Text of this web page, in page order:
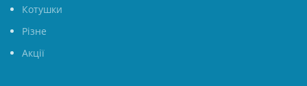
Котушки
Різне
Акції